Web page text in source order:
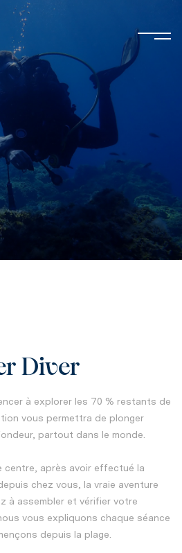
Diver
à explorer les 70 % restants de
vous permettra de plonger
partout dans le monde.
centre, après avoir effectué la
chez vous, la vraie aventure
à assembler et vérifier votre
vous expliquons chaque séance
depuis la plage.